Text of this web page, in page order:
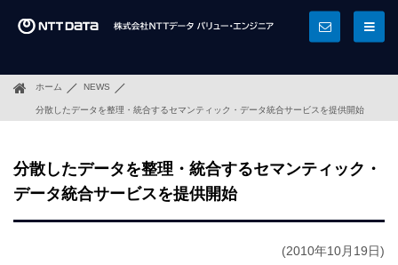
ホーム NEWS
分散したデータを整理・統合するセマンティック・データ統合サービスを提供開始
分散したデータを整理・統合するセマンティック・
データ統合サービスを提供開始
(2010年10月19日)